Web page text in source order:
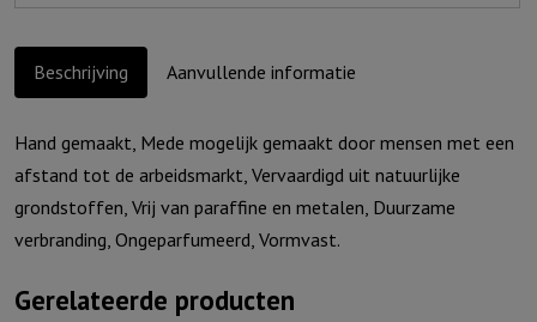
Liefde
Beschrijving Aanvullende informatie
Hand gemaakt, Mede mogelijk gemaakt door mensen met een
afstand tot de arbeidsmarkt, Vervaardigd uit natuurlijke
grondstoffen, Vrij van paraffine en metalen, Duurzame
verbranding, Ongeparfumeerd, Vormvast.
Gerelateerde producten